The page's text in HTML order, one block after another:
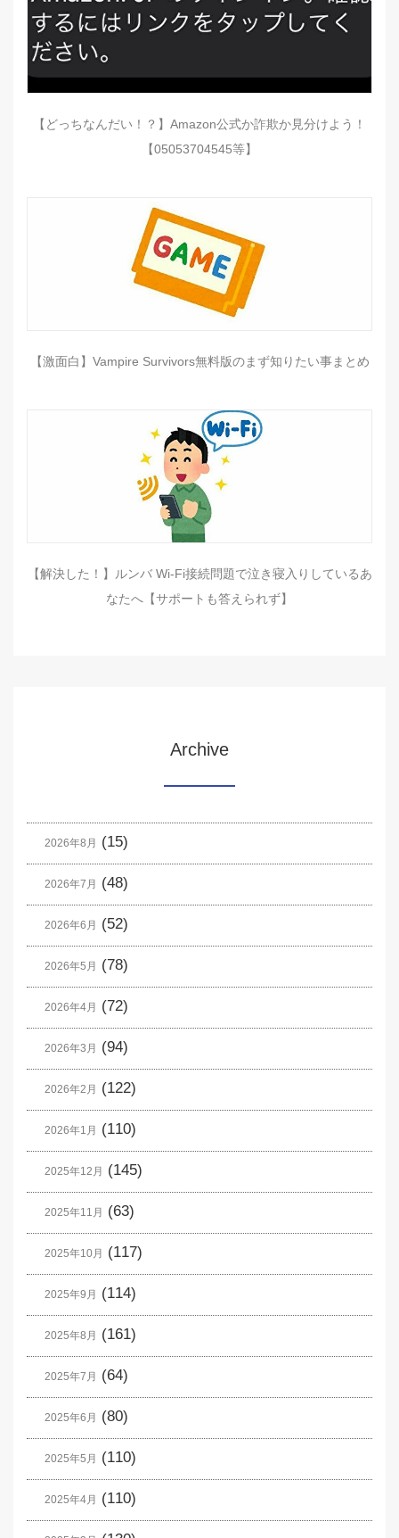
【どっちなんだい！？】Amazon公式か詐欺か見分けよう！
【05053704545等】
【激面白】Vampire Survivors無料版のまず知りたい事まとめ
【解決した！】ルンバ Wi-Fi接続問題で泣き寝入りしているあ
なたへ【サポートも答えられず】
Archive
2026年8月 (15)
2026年7月 (48)
2026年6月 (52)
2026年5月 (78)
2026年4月 (72)
2026年3月 (94)
2026年2月 (122)
2026年1月 (110)
2025年12月 (145)
2025年11月 (63)
2025年10月 (117)
2025年9月 (114)
2025年8月 (161)
2025年7月 (64)
2025年6月 (80)
2025年5月 (110)
2025年4月 (110)